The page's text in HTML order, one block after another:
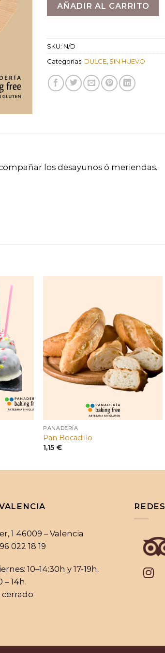
AÑADIR AL CARRITO
SKU: N/D
Categorías: DULCE SIN HUEVO
los desayunos ó meriendas.
PANADERÍA
Pan Bocadillo
1,15 €
1 46009 – Valencia
022 18 19
10–14:30h y 17-19h.
– 14h.
REDES